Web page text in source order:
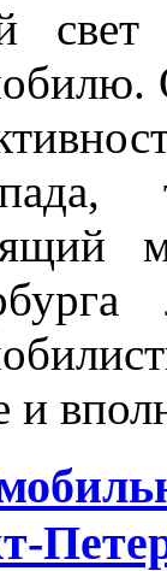
свет
и